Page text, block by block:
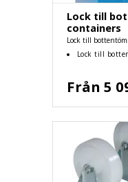
Lock till
containers
Lock till
Lock till
Från 5